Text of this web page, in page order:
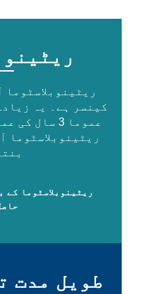
ریٹینوبلاسٹوما
کینسر ہے۔ یہ
عموما 3 سال
ریٹینوبلاسٹوما
ریٹینوبلاسٹوما
طویل مدت